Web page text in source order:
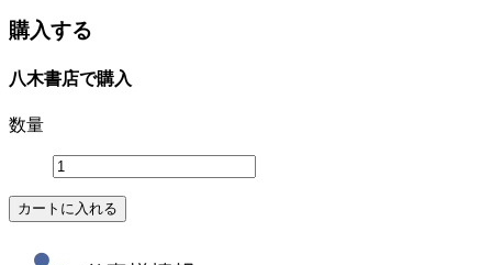
購入する
八木書店で購入
数量